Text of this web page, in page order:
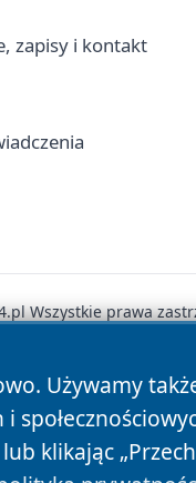
zapisy i kontakt
Używamy
klikając
Wszystkie prawa
Polityka